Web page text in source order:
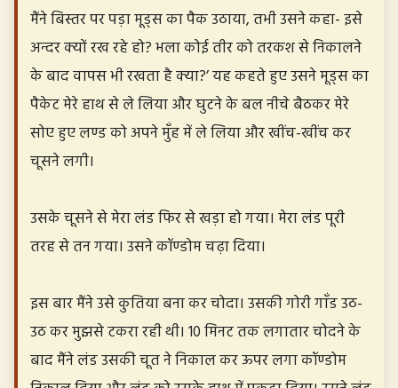
मैंने बिस्तर पर पड़ा मूड्स का पैक उठाया, तभी उसने कहा- इसे
अन्दर क्यों रख रहे हो? भला कोई तीर को तरकश से निकालने
के बाद वापस भी रखता है क्या?’ यह कहते हुए उसने मूड्स का
पैकेट मेरे हाथ से ले लिया और घुटने के बल नीचे बैठकर मेरे
सोए हुए लण्ड को अपने मुँह में ले लिया और खींच-खींच कर
चूसने लगी।
उसके चूसने से मेरा लंड फिर से खड़ा हो गया। मेरा लंड पूरी
तरह से तन गया। उसने कॉण्डोम चढ़ा दिया।
इस बार मैंने उसे कुतिया बना कर चोदा। उसकी गोरी गाँड उठ-
उठ कर मुझसे टकरा रही थी। 10 मिनट तक लगातार चोदने के
बाद मैंने लंड उसकी चूत ने निकाल कर ऊपर लगा कॉण्डोम